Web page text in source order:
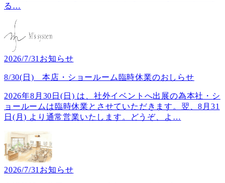
る …
2026/7/31 お知らせ
8/30(日) 本店・ショールーム臨時休業のおしらせ
2026年8月30日(日) は、社外イベントへ出展の為本社・シ
ョールームは臨時休業とさせていただきます。翌、8月31
日(月) より通常営業いたします。どうぞ、よ …
2026/7/31 お知らせ